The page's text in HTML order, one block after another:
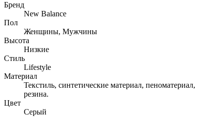
Бренд
New Balance
Пол
Женщины, Мужчины
Высота
Низкие
Стиль
Lifestyle
Материал
Текстиль, синтетические материал, пеноматериал,
резина.
Цвет
Серый